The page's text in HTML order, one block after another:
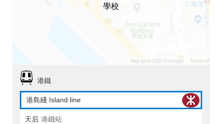
學校
港鐵
港島綫 Island line
天后 港鐵站